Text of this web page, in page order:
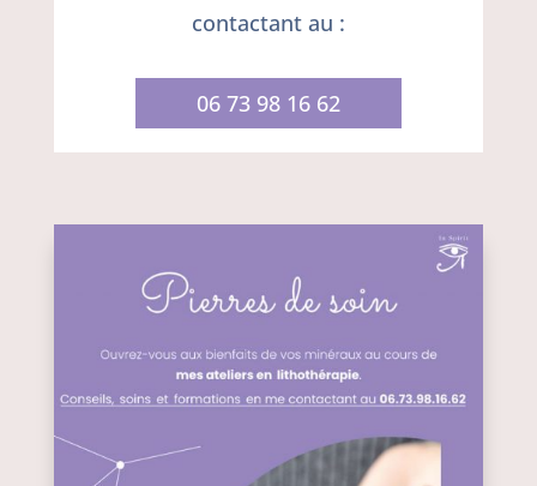
contactant au :
06 73 98 16 62